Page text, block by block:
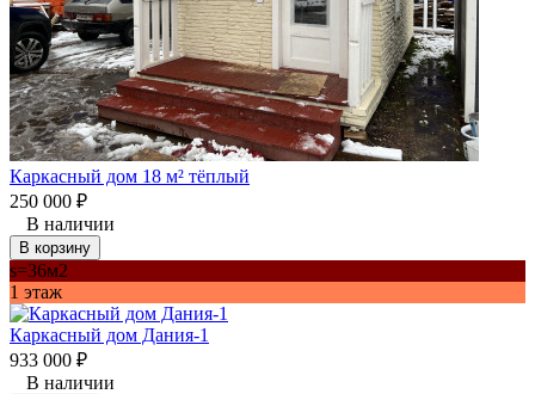
Каркасный дом 18 м² тёплый
250 000 ₽
В наличии
В корзину
s=36м2
1 этаж
Каркасный дом Дания-1
933 000 ₽
В наличии